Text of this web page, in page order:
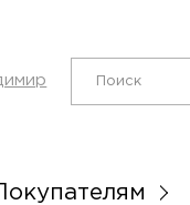
Покупателям